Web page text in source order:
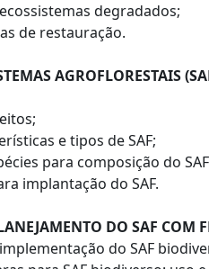
degradados;
de restauração.
AGROFLORESTAIS
e tipos de SAF;
para composição do
implantação do SAF.
DO SAF COM
do SAF